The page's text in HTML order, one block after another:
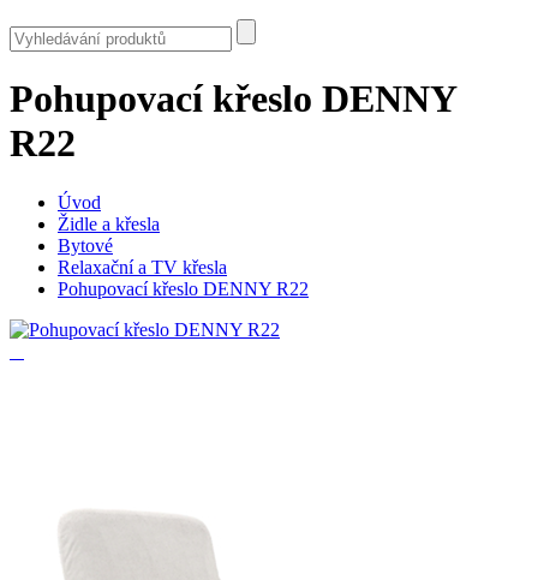
Pohupovací křeslo DENNY
R22
Úvod
Židle a křesla
Bytové
Relaxační a TV křesla
Pohupovací křeslo DENNY R22